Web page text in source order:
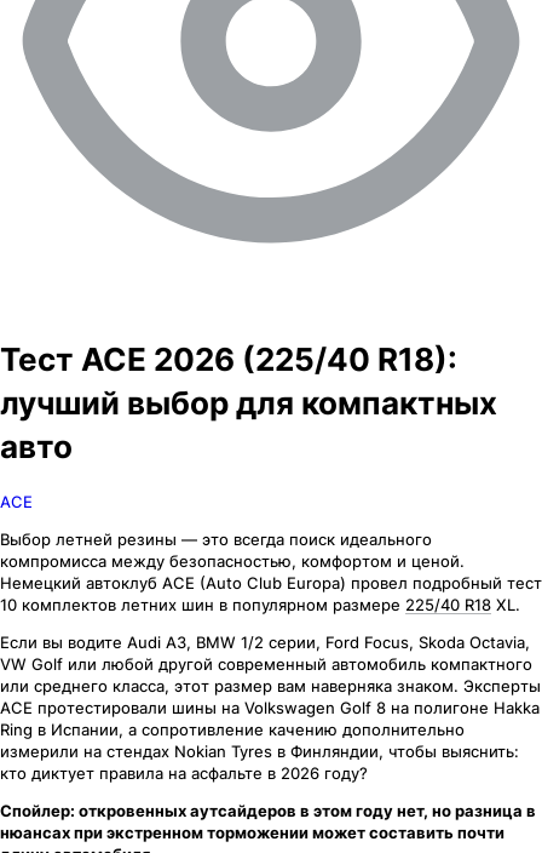
Тест ACE 2026 (225/40 R18):
лучший выбор для компактных
авто
ACE
Выбор летней резины — это всегда поиск идеального
компромисса между безопасностью, комфортом и ценой.
Немецкий автоклуб ACE (Auto Club Europa) провел подробный тест
10 комплектов летних шин в популярном размере 225/40 R18 XL.
Если вы водите Audi A3, BMW 1/2 серии, Ford Focus, Skoda Octavia,
VW Golf или любой другой современный автомобиль компактного
или среднего класса, этот размер вам наверняка знаком. Эксперты
ACE протестировали шины на Volkswagen Golf 8 на полигоне Hakka
Ring в Испании, а сопротивление качению дополнительно
измерили на стендах Nokian Tyres в Финляндии, чтобы выяснить:
кто диктует правила на асфальте в 2026 году?
Спойлер: откровенных аутсайдеров в этом году нет, но разница в
нюансах при экстренном торможении может составить почти